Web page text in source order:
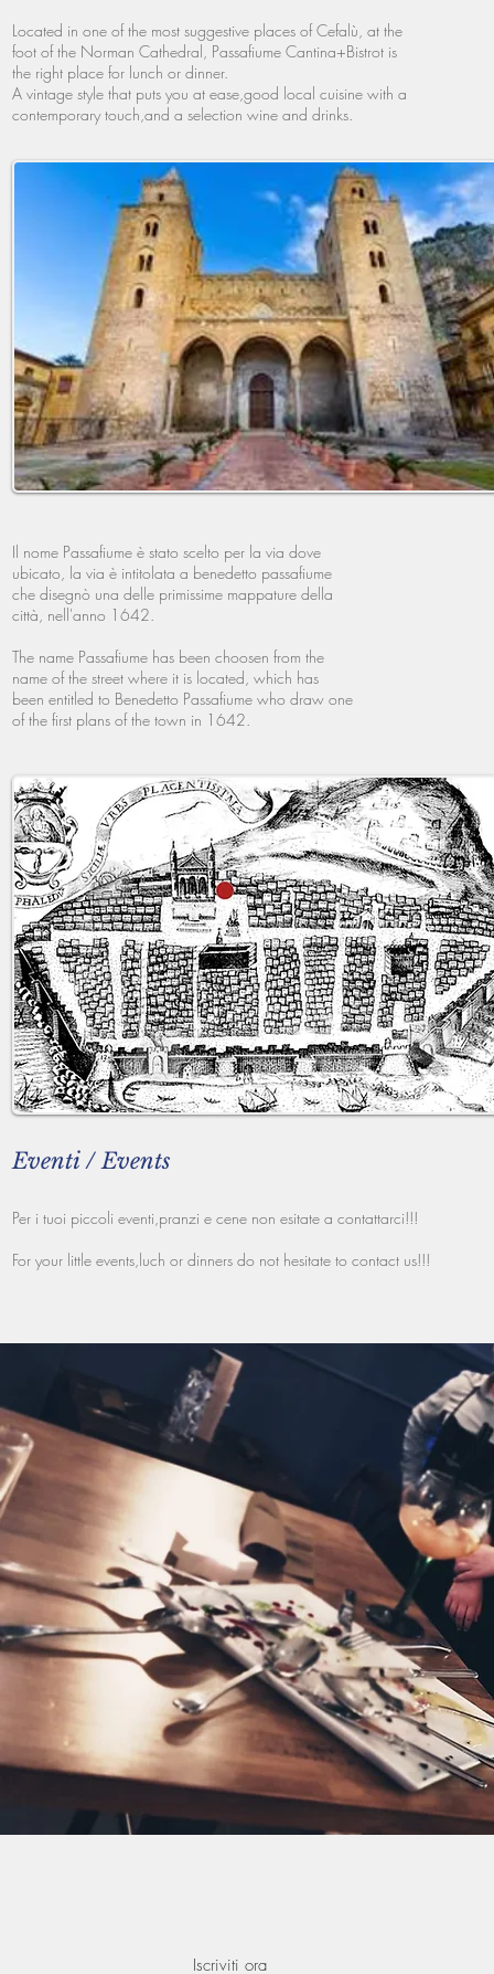
Located in one of the most suggestive places of Cefalù, at the
foot of the Norman Cathedral, Passafiume Cantina+Bistrot is
the right place for lunch or dinner.
A vintage style that puts you at ease,good local cuisine with a
contemporary touch,and a selection wine and drinks.
Il nome Passafiume è stato scelto per la via dove
ubicato, la via è intitolata a benedetto passafiume
che disegnò una delle primissime mappature della
città, nell'anno 1642.
The name Passafiume has been choosen from the
name of the street where it is located, which has
been entitled to Benedetto Passafiume who draw one
of the first plans of the town in 1642.
Eventi / Events
Per i tuoi piccoli eventi,pranzi e cene non esitate a contattarci!!!
For your little events,luch or dinners do not hesitate to contact us!!!
Iscriviti ora